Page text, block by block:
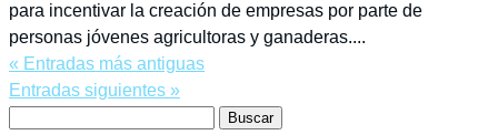
línea de ayudas de hasta 100.000 euros por beneficiario
para incentivar la creación de empresas por parte de
personas jóvenes agricultoras y ganaderas....
« Entradas más antiguas
Entradas siguientes »